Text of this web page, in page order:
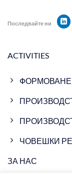
ACTIVITIES
ЧОВЕШКИ
ЗА НАС
Последвайте ни